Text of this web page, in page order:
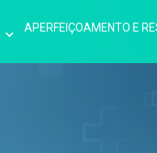
APERFEIÇOAMENTO E